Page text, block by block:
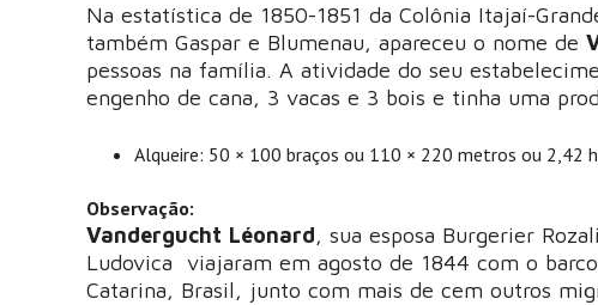
Na estatística de 1850-1851 da Colônia Itajaí-
também Gaspar e Blumenau, apareceu o nome de
pessoas na família. A atividade do seu
engenho de cana, 3 vacas e 3 bois e tinha uma
Alqueire: 50 × 100 braços ou 110 × 220 metros ou 2,42
Observação:
Vandergucht Léonard, sua esposa Burgerier
Ludovica viajaram em agosto de 1844 com o
Catarina, Brasil, junto com mais de cem outros